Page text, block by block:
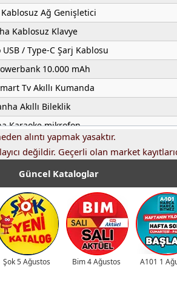
Ağ Genişletici
Kablosuz Klavye
/ Type-C Şarj Kablosu
10.000 mAh
Tv Akıllı Kumanda
Akıllı Bileklik
Karaoke mikrofon
/ NF 463 No-Frost Buzdolabı
Tipi Buzdolabı
Silindirik Termosisfon
Mikrodalga Fırın
Dikiş Makinesi
Peta Seramik Tabanlı Ütü
Starry El Blender Seti
alıntı yapmak yasaktır.
değildir. Geçerli olan market
Güncel Kataloglar
Şok 5 Ağustos Bim 4 Ağustos A101 1